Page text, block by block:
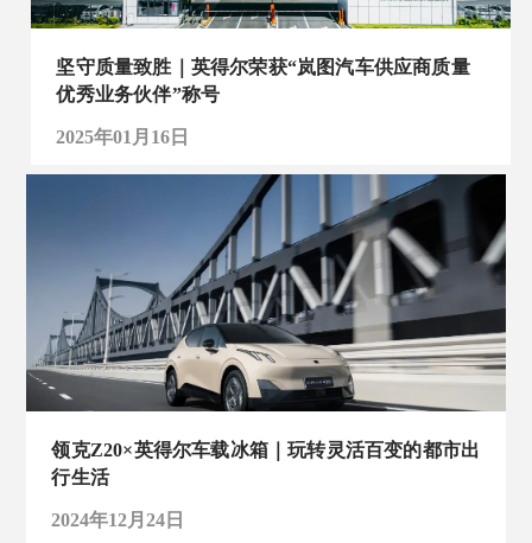
坚守质量致胜｜英得尔荣获“岚图汽车供应商质量
优秀业务伙伴”称号
2025年01月16日
领克Z20×英得尔车载冰箱｜玩转灵活百变的都市出
行生活
2024年12月24日